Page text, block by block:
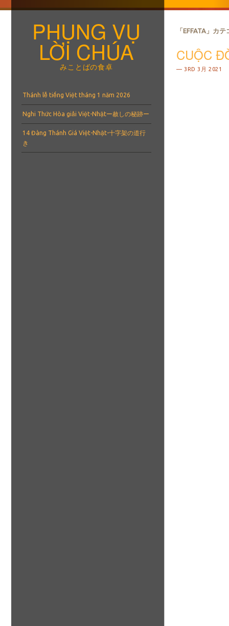
PHỤNG VỤ
LỜI CHÚA
みことばの食卓
メニュー
コンテンツへスキップ
Thánh lễ tiếng Việt tháng 1 năm 2026
Nghi Thức Hòa giải Việt-Nhậtー赦しの秘跡ー
14 Đàng Thánh Giá Việt-Nhật-十字架の道行
き
「 EFFATA 」カテ
CUỘC
3RD 3月 2021